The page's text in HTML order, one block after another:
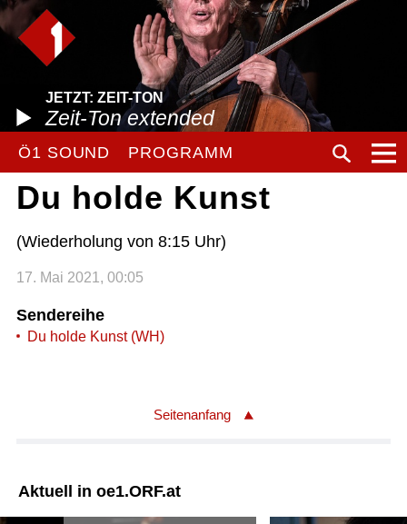
JETZT: ZEIT-TON
Zeit-Ton extended
Ö1 SOUND PROGRAMM
Du holde Kunst
(Wiederholung von 8:15 Uhr)
17. Mai 2021, 00:05
Sendereihe
Du holde Kunst (WH)
Seitenanfang
Aktuell in oe1.ORF.at